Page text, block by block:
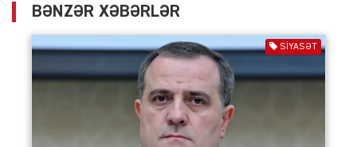
BƏNZƏR XƏBƏRLƏR
SIYASƏT